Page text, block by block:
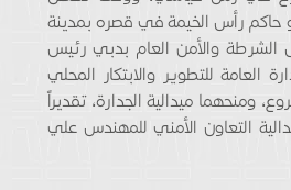
حاكم رأس الخيمة في قصره بمدينة
والأمن العام بدبي رئيس
للتطوير والابتكار المحلي
ميدالية الجدارة، تقديراً
التعاون الأمني للمهندس علي